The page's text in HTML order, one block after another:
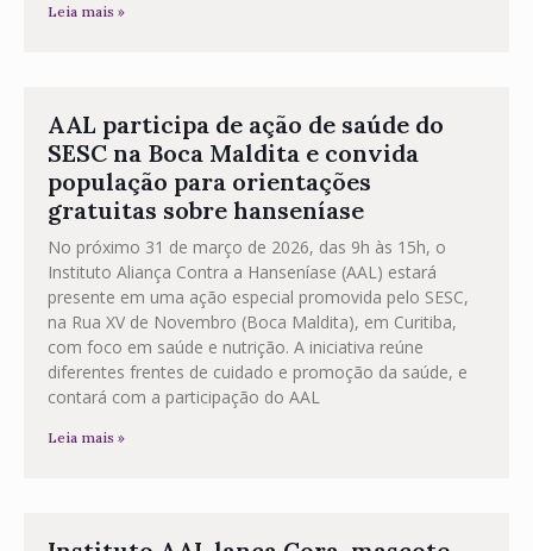
Leia mais »
AAL participa de ação de saúde do
SESC na Boca Maldita e convida
população para orientações
gratuitas sobre hanseníase
No próximo 31 de março de 2026, das 9h às 15h, o
Instituto Aliança Contra a Hanseníase (AAL) estará
presente em uma ação especial promovida pelo SESC,
na Rua XV de Novembro (Boca Maldita), em Curitiba,
com foco em saúde e nutrição. A iniciativa reúne
diferentes frentes de cuidado e promoção da saúde, e
contará com a participação do AAL
Leia mais »